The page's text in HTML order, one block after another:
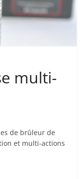
multi-
de brûleur de
et multi-actions